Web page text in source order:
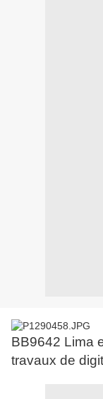
BB9642 Lima
travaux de